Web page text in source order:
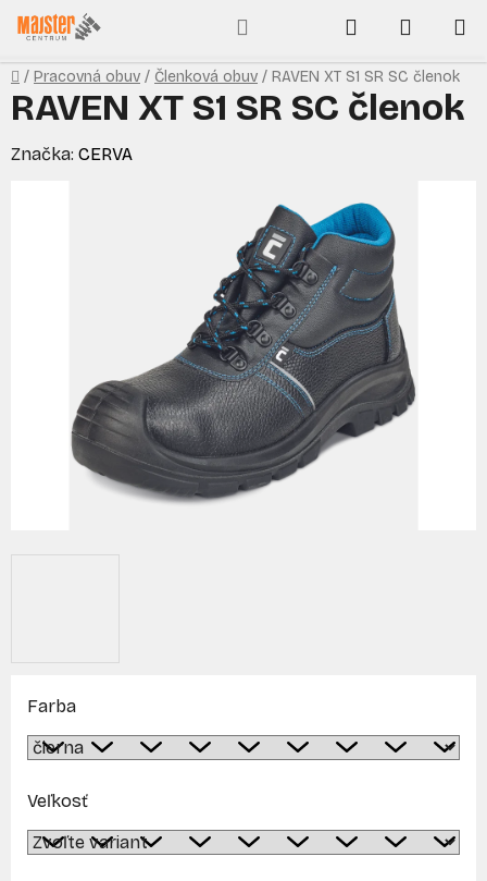
Prejsť
na
obsah
Hľadať
KOŠÍK
Domov
/ Pracovná obuv / Členková obuv / RAVEN XT S1 SR SC členok
Farba
Veľkosť
RAVEN XT S1 SR SC členok
Značka: CERVA